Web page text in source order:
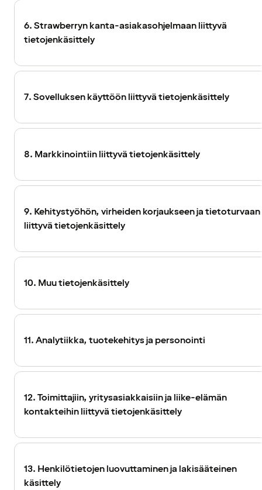
6. Strawberryn kanta-asiakasohjelmaan liittyvä
tietojenkäsittely
7. Sovelluksen käyttöön liittyvä tietojenkäsittely
8. Markkinointiin liittyvä tietojenkäsittely
9. Kehitystyöhön, virheiden korjaukseen ja tietoturvaan
liittyvä tietojenkäsittely
10. Muu tietojenkäsittely
11. Analytiikka, tuotekehitys ja personointi
12. Toimittajiin, yritysasiakkaisiin ja liike-elämän
kontakteihin liittyvä tietojenkäsittely
13. Henkilötietojen luovuttaminen ja lakisääteinen
käsittely